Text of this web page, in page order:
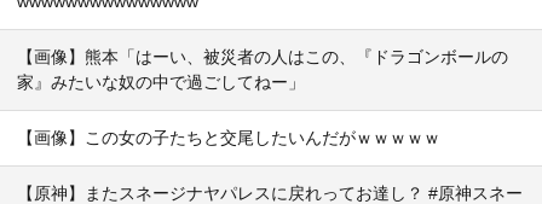
【画像】熊本「はーい、被災者の人はこの、『ドラゴンボールの
家』みたいな奴の中で過ごしてねー」
【画像】この女の子たちと交尾したいんだがｗｗｗｗｗ
【原神】またスネージナヤパレスに戻れってお達し？ #原神スネー